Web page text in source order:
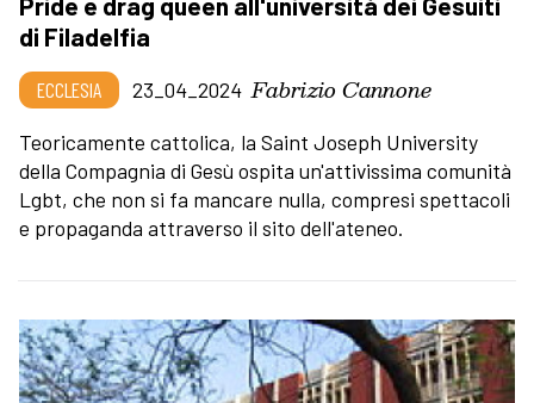
di Filadelfia
ECCLESIA 23_04_2024 Fabrizio Cannone
Teoricamente cattolica, la Saint Joseph University
della Compagnia di Gesù ospita un'attivissima comunità
Lgbt, che non si fa mancare nulla, compresi spettacoli
e propaganda attraverso il sito dell'ateneo.